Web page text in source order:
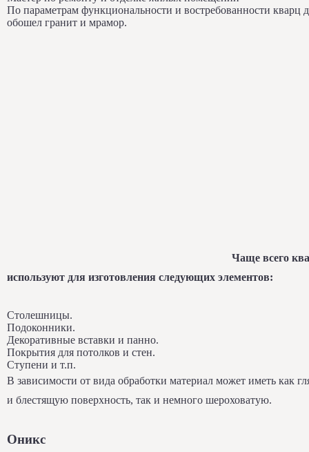
По параметрам функциональности и востребованности кварц
обошел гранит и мрамор.
Чаще всего
используют для изготовления следующих элементов:
Столешницы.
Подоконники.
Декоративные вставки и панно.
Покрытия для потолков и стен.
Ступени и т.п.
В зависимости от вида обработки материал может иметь как
и блестящую поверхность, так и немного шероховатую.
Оникс